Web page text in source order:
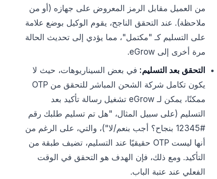
من العميل مقابل الرمز المعروض على جهازه (أو من
ملاحظة). عند التحقق الناجح، يقوم الوكيل بوضع علامة
على التسليم كـ "مكتمل"، مما يؤدي إلى تحديث الحالة
مرة أخرى إلى eGrow.
التحقق بعد التسليم: في بعض السيناريوهات، حيث لا
يكون تكامل شركة الشحن المباشر للتحقق من OTP
ممكنًا، يمكن لـ eGrow تشغيل رسالة تأكيد بعد
التسليم (على سبيل المثال، "هل تم تسليم طلبك رقم
#12345 بنجاح؟ أجب بنعم/لا")، والتي، على الرغم من
أنها ليست OTP حقيقيًا عند التسليم، تضيف طبقة من
التأكيد. ومع ذلك، فإن الهدف هو التحقق في الوقت
الفعلي عند عتبة الباب.